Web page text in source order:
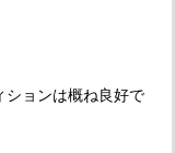
ションは概ね良好で